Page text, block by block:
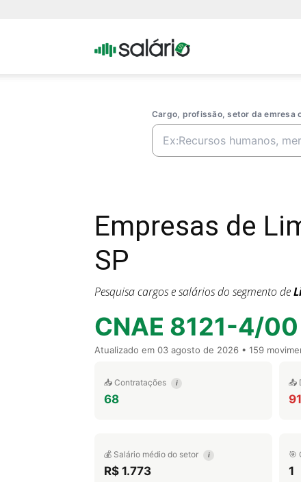
Portal
Cargo, profissão, setor da emresa
Empresas de
SP
Pesquisa cargos e salários do segmento de
CNAE 8121-4/00
Atualizado em 03 agosto de 2026 • 159
📥 Contratações i
68
📤
91
💰 Salário médio do setor i
R$ 1.773
🎯
1